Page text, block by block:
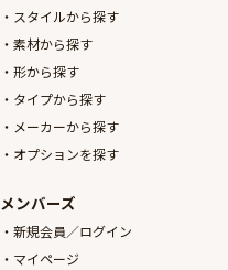
スタイルから探す
素材から探す
形から探す
タイプから探す
メーカーから探す
オプションを探す
メンバーズ
新規会員／ログイン
マイページ